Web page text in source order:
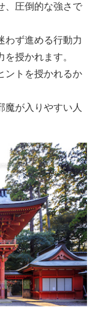
、圧倒的な強さで
わず進める行動力
授かれます。
ントを授かれるか
魔が入りやすい人